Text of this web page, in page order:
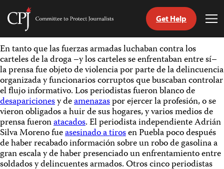
Skip
to
content
Committee
Protect
Journalists
Get Help
En tanto que las fuerzas armadas luchaban contra los
carteles de la droga –y los carteles se enfrentaban entre sí–
la prensa fue objeto de violencia por parte de la delincuencia
organizada y funcionarios corruptos que buscaban controlar
el flujo informativo. Los periodistas fueron blanco de
desaparicionesy deamenazaspor ejercer la profesión, o se
vieron obligados a huir de sus hogares, y varios medios de
prensa fueronatacados. El periodista independiente Adrián
Silva Moreno fueasesinado a tirosen Puebla poco después
de haber recabado información sobre un robo de gasolina a
gran escala y de haber presenciado un enfrentamiento entre
soldados y delincuentes armados. Otros cinco periodistas